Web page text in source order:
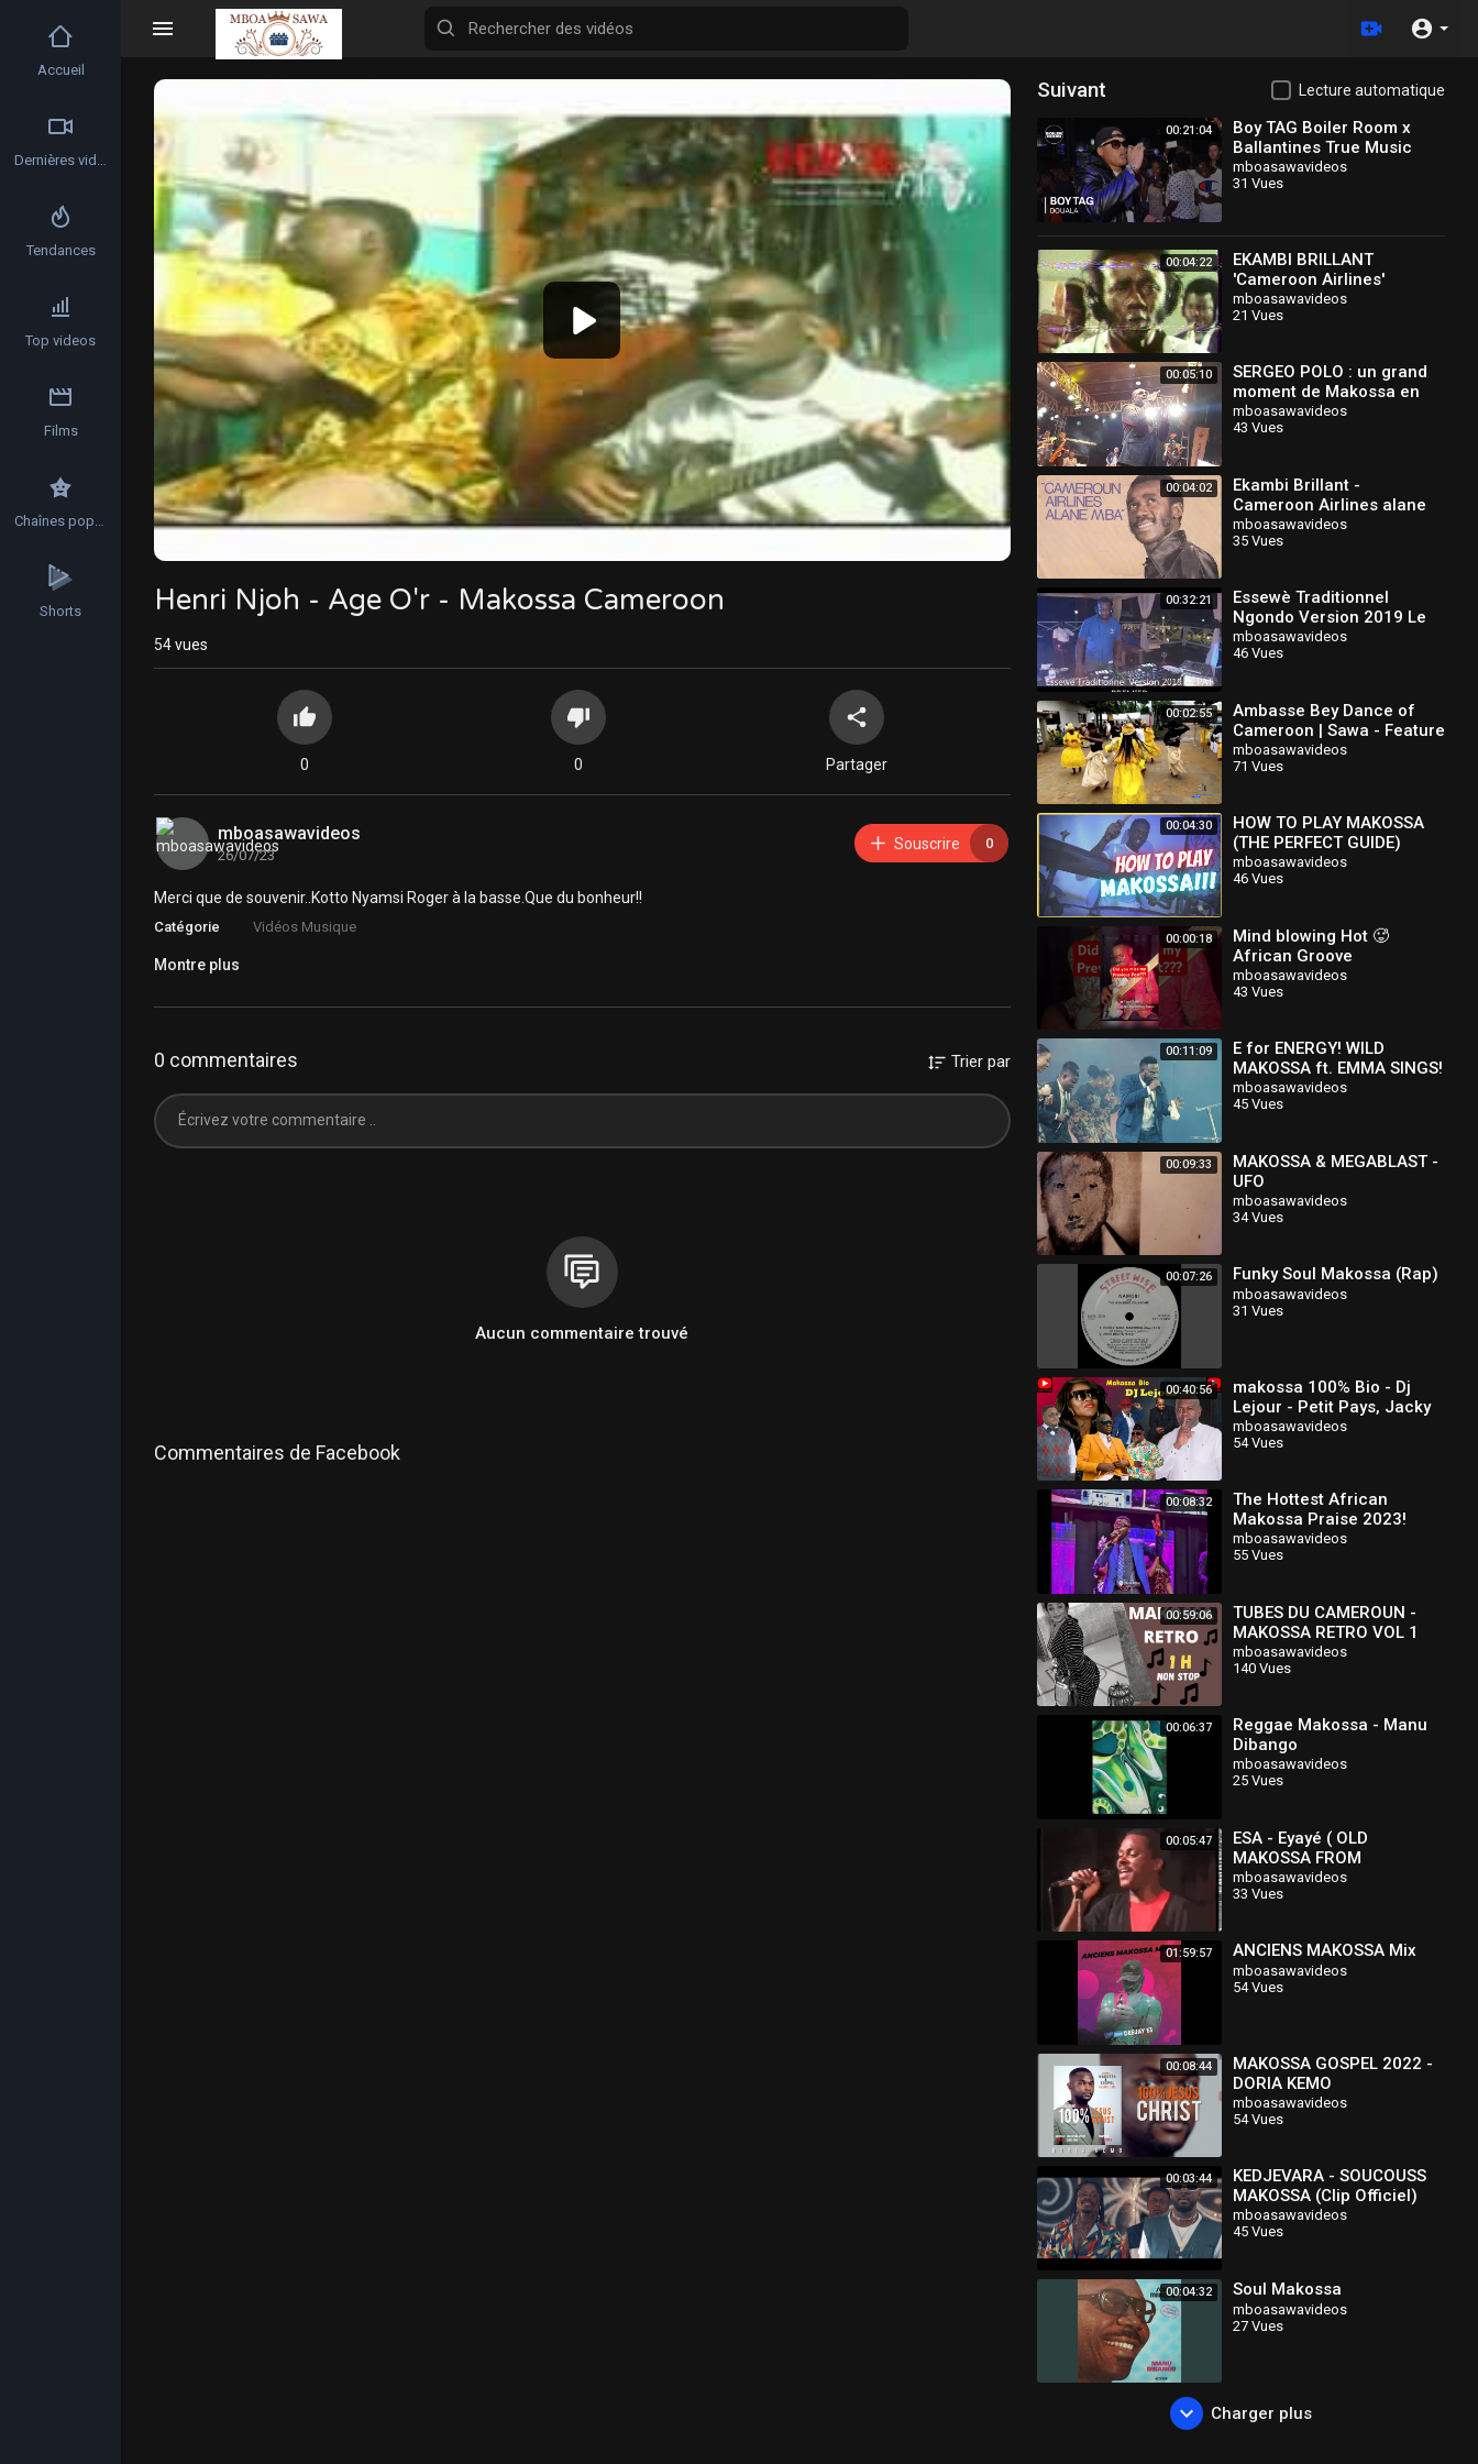
Video
Henri Njoh - Age O'r - Makossa Cameroon
54vues
0 0 Partager
mboasawavideos
26/07/23
Souscrire 0
Merci que de souvenir..Kotto Nyamsi Roger à la basse.Que du bonheur!!
Catégorie Vidéos Musique
Montre plus
0 commentaires Trier par
Aucun commentaire trouvé
Commentaires de Facebook
Suivant Lecture automatique
00:21:04
Boy TAG Boiler Room x
Ballantines True Music
Cameroon Live Set
mboasawavideos
31 Vues
00:04:22
EKAMBI BRILLANT
'Cameroon Airlines'
mboasawavideos
21 Vues
00:05:10
SERGEO POLO : un grand
moment de Makossa en
hommage à Ekambi
Brillant
mboasawavideos
43 Vues
00:04:02
Ekambi Brillant -
Cameroon Airlines alane
mba HQ
mboasawavideos
35 Vues
00:32:21
Essewè Traditionnel
Ngondo Version 2019 Le
Pro Du Makossa Dj Pat
Premier
mboasawavideos
46 Vues
00:02:55
Ambasse Bey Dance of
Cameroon | Sawa - Feature
mboasawavideos
71 Vues
00:04:30
HOW TO PLAY MAKOSSA
(THE PERFECT GUIDE)
mboasawavideos
46 Vues
00:00:18
Mind blowing Hot 🥵
African Groove
#africanpraise #makossa
#soukous
mboasawavideos
43 Vues
00:11:09
E for ENERGY! WILD
MAKOSSA ft. EMMA SINGS!
Must Watch!! Koko Bass /
Band Cam
mboasawavideos
45 Vues
00:09:33
MAKOSSA & MEGABLAST -
UFO
mboasawavideos
34 Vues
00:07:26 Funky Soul Makossa (Rap)
mboasawavideos
31 Vues
00:40:56
makossa 100% Bio - Dj
Lejour - Petit Pays, Jacky
Kingue, Dora Decca,
Longue Longue, Sergeo
mboasawavideos
54 Vues
00:08:32
The Hottest African
Makossa Praise 2023!
mboasawavideos
55 Vues
00:59:06
TUBES DU CAMEROUN -
MAKOSSA RETRO VOL 1
mboasawavideos
140 Vues
00:06:37
Reggae Makossa - Manu
Dibango
mboasawavideos
25 Vues
00:05:47
ESA - Eyayé ( OLD
MAKOSSA FROM
CAMROON By
DJBOCANDE)
mboasawavideos
33 Vues
01:59:57 ANCIENS MAKOSSA Mix
mboasawavideos
54 Vues
00:08:44
MAKOSSA GOSPEL 2022 -
DORIA KEMO
mboasawavideos
54 Vues
00:03:44
KEDJEVARA - SOUCOUSS
MAKOSSA (Clip Officiel)
mboasawavideos
45 Vues
00:04:32 Soul Makossa
mboasawavideos
27 Vues
Charger plus
Accueil
Dernières vidéos
Tendances
Top videos
Films
Chaînes populaires
Shorts